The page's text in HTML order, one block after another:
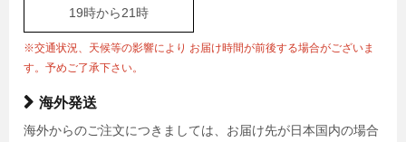
19時から21時
※交通状況、天候等の影響により お届け時間が前後する場合がございま
す。予めご了承下さい。
海外発送
海外からのご注文につきましては、お届け先が日本国内の場合